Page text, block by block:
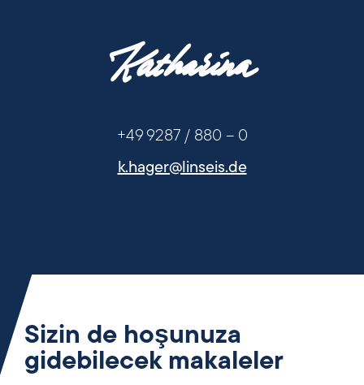
Katharina
+49 9287 / 880 – 0
k.hager@linseis.de
Sizin de hoşunuza
gidebilecek makaleler